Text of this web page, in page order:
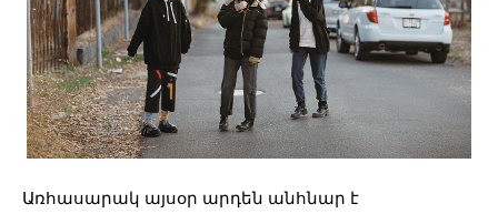
Առհասարակ այսօր արդեն անհնար է